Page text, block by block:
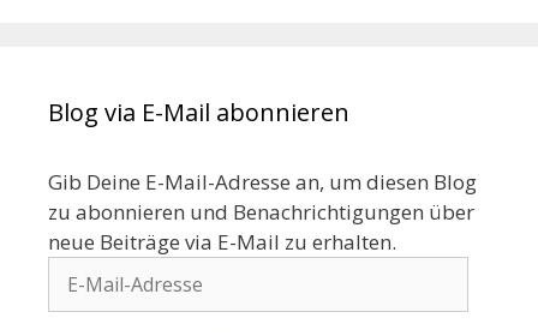
Blog via E-Mail abonnieren
Gib Deine E-Mail-Adresse an, um diesen Blog
zu abonnieren und Benachrichtigungen über
neue Beiträge via E-Mail zu erhalten.